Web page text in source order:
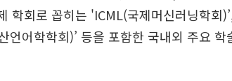
학회로 꼽히는 'ICML(국제머신러닝학회
언어학학회)’ 등을 포함한 국내외 주요 학